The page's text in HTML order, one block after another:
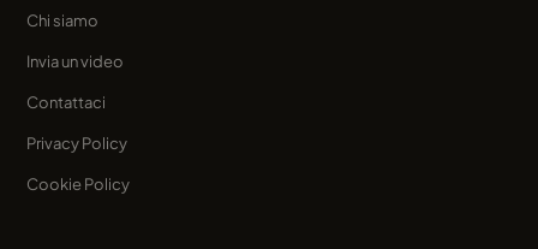
Chi siamo
Invia un video
Contattaci
Privacy Policy
Cookie Policy